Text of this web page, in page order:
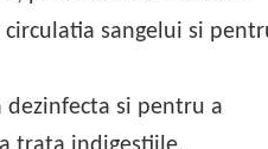
sangelui si
si pentru a